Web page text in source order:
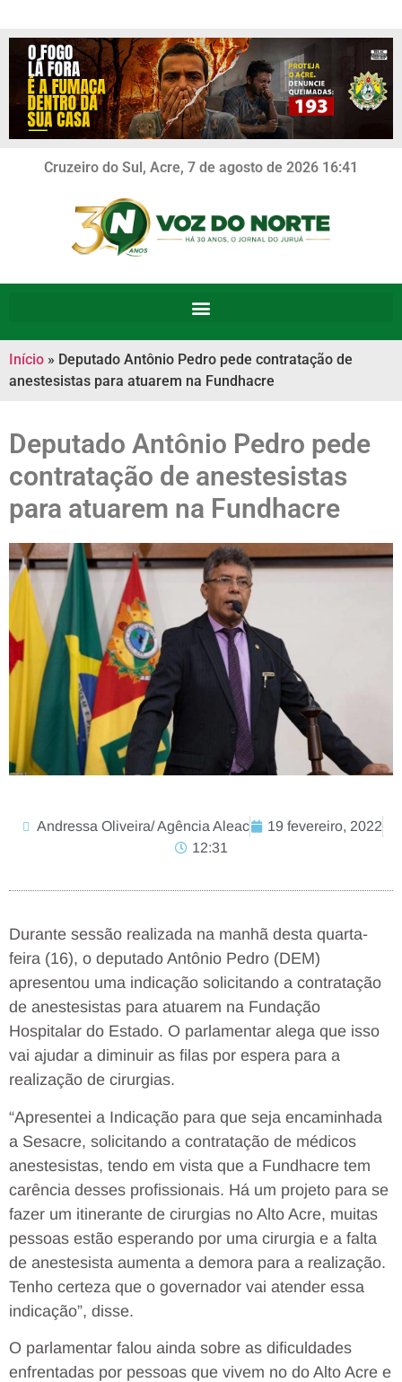
Cruzeiro do Sul, Acre, 7 de agosto de 2026 16:41
Início » Deputado Antônio Pedro pede contratação de
anestesistas para atuarem na Fundhacre
Deputado Antônio Pedro pede
contratação de anestesistas
para atuarem na Fundhacre
Andressa Oliveira/ Agência Aleac
19 fevereiro, 2022
12:31
Durante sessão realizada na manhã desta quarta-
feira (16), o deputado Antônio Pedro (DEM)
apresentou uma indicação solicitando a contratação
de anestesistas para atuarem na Fundação
Hospitalar do Estado. O parlamentar alega que isso
vai ajudar a diminuir as filas por espera para a
realização de cirurgias.
“Apresentei a Indicação para que seja encaminhada
a Sesacre, solicitando a contratação de médicos
anestesistas, tendo em vista que a Fundhacre tem
carência desses profissionais. Há um projeto para se
fazer um itinerante de cirurgias no Alto Acre, muitas
pessoas estão esperando por uma cirurgia e a falta
de anestesista aumenta a demora para a realização.
Tenho certeza que o governador vai atender essa
indicação”, disse.
O parlamentar falou ainda sobre as dificuldades
enfrentadas por pessoas que vivem no do Alto Acre e